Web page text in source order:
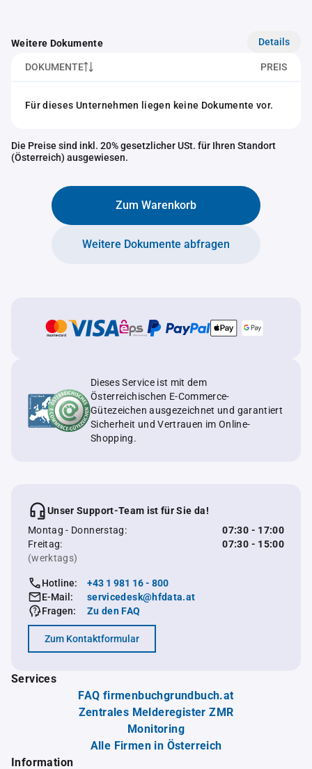
Weitere Dokumente Details
DOKUMENTE PREIS
Für dieses Unternehmen liegen keine Dokumente vor.
Die Preise sind inkl. 20% gesetzlicher USt. für Ihren Standort
(Österreich) ausgewiesen.
Zum Warenkorb
Weitere Dokumente abfragen
Dieses Service ist mit dem
Österreichischen E-Commerce-
Gütezeichen ausgezeichnet und garantiert
Sicherheit und Vertrauen im Online-
Shopping.
Unser Support-Team ist für Sie da!
Montag - Donnerstag:
07:30 - 17:00
Freitag:
07:30 - 15:00
(werktags)
Hotline:
+43 1 981 16 - 800
E-Mail:
servicedesk@hfdata.at
Fragen:
Zu den FAQ
Zum Kontaktformular
Services
FAQ firmenbuchgrundbuch.at
Zentrales Melderegister ZMR
Monitoring
Alle Firmen in Österreich
Information